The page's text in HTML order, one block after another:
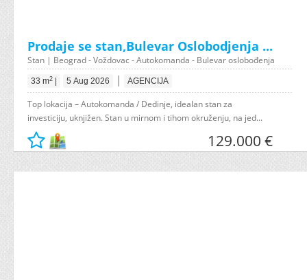
Prodaje se stan,Bulevar Oslobodjenja ...
Stan | Beograd - Voždovac - Autokomanda - Bulevar oslobođenja
33 m2 5 Aug 2026 | AGENCIJA
Top lokacija – Autokomanda / Dedinje, idealan stan za
investiciju, uknjižen. Stan u mirnom i tihom okruženju, na jed...
129.000 €